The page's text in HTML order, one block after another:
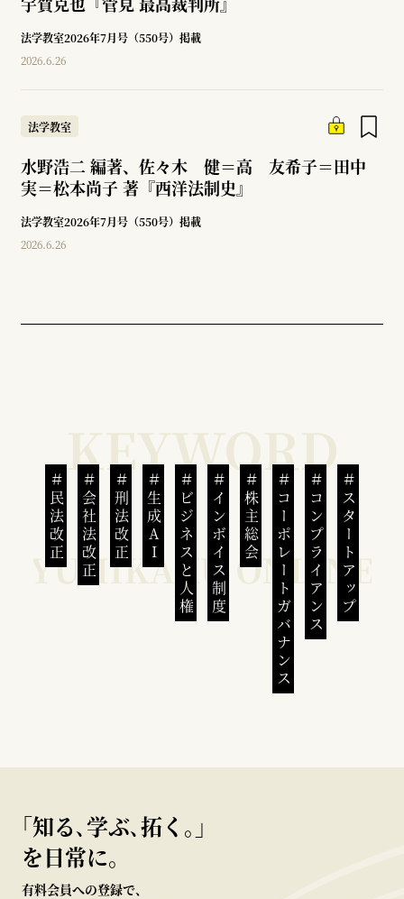
法学教室2026年7月号（550号）掲載
2026.6.26
法学教室
水野浩二 編著、佐々木 健＝高 友希子＝田中
実＝松本尚子 著『西洋法制史』
法学教室2026年7月号（550号）掲載
2026.6.26
民法改正 会社法改正 刑法改正 生成AI ビジネスと人権インボイス制度 株主総会 コーポレートガバナンスコンプライアンススタートアップ
｢知る､学ぶ､拓く｡｣
を日常に。
有料会員への登録で、